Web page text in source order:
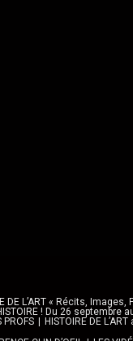
DE L’ART « Récits,
! Du 26 septembre
PROFS
HISTOIRE DE